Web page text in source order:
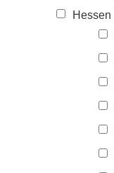
Hessen